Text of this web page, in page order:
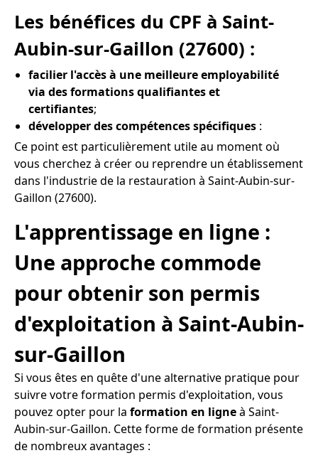
Les bénéfices du CPF à Saint-
Aubin-sur-Gaillon (27600) :
facilier l'accès à une meilleure employabilité
via des formations qualifiantes et
certifiantes;
développer des compétences spécifiques :
Ce point est particulièrement utile au moment où
vous cherchez à créer ou reprendre un établissement
dans l'industrie de la restauration à Saint-Aubin-sur-
Gaillon (27600).
L'apprentissage en ligne :
Une approche commode
pour obtenir son permis
d'exploitation à Saint-Aubin-
sur-Gaillon
Si vous êtes en quête d'une alternative pratique pour
suivre votre formation permis d'exploitation, vous
pouvez opter pour la formation en ligneà Saint-
Aubin-sur-Gaillon. Cette forme de formation présente
de nombreux avantages :